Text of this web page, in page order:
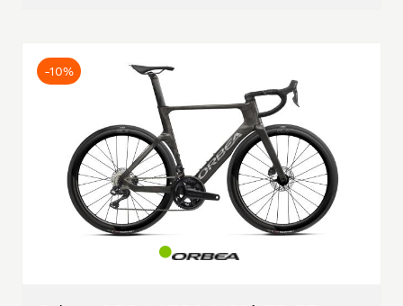
-10%